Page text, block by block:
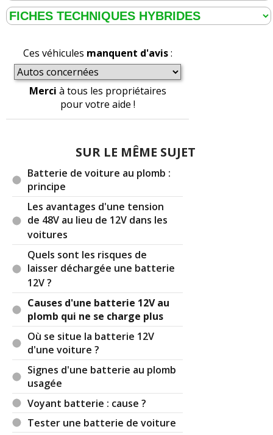
Ces véhicules manquent d'avis:
Merci à tous les propriétaires
pour votre aide !
SUR LE MÊME SUJET
Batterie de voiture au plomb :
principe
Les avantages d'une tension
de 48V au lieu de 12V dans les
voitures
Quels sont les risques de
laisser déchargée une batterie
12V ?
Causes d'une batterie 12V au
plomb qui ne se charge plus
Où se situe la batterie 12V
d'une voiture ?
Signes d'une batterie au plomb
usagée
Voyant batterie : cause ?
Tester une batterie de voiture